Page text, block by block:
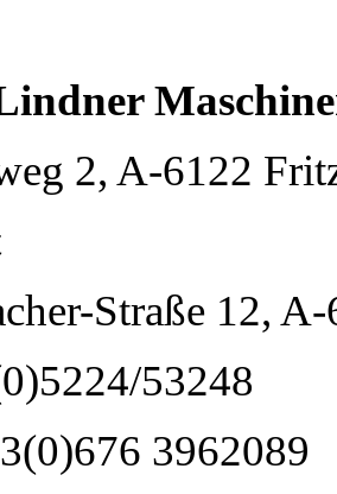
2, A-6122
Straße 12,
53248
3962089